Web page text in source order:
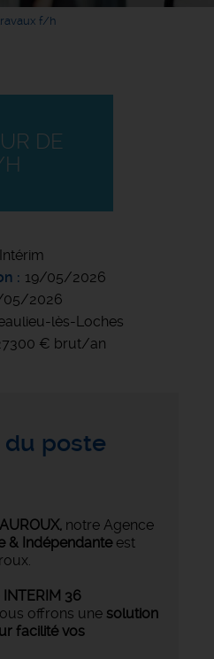
f/h
DE
Intérim
19/05/2026
05/2026
lès-Loches
€ brut/an
du poste
, notre Agence
& Indépendante est
INTERIM 36
offrons une solution
facilité vos